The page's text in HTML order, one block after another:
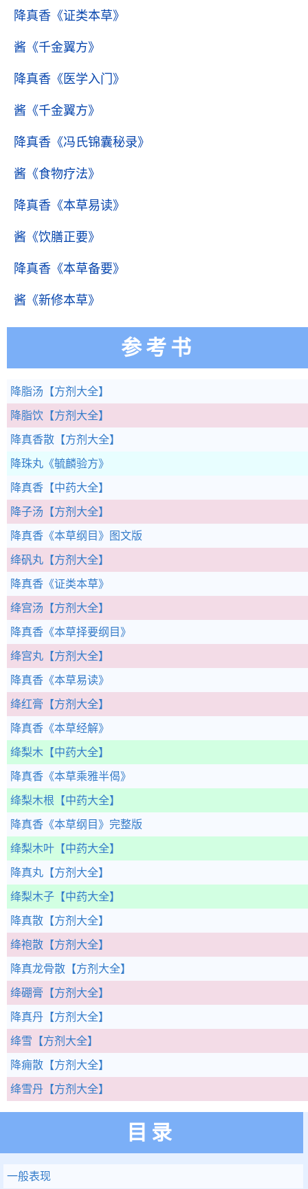
降真香 《证类本草》
酱 《千金翼方》
降真香 《医学入门》
酱 《千金翼方》
降真香 《冯氏锦囊秘录》
酱 《食物疗法》
降真香 《本草易读》
酱 《饮膳正要》
降真香 《本草备要》
酱 《新修本草》
参考书
降脂汤 【方剂大全】
降脂饮 【方剂大全】
降真香散 【方剂大全】
降珠丸 《毓麟验方》
降真香 【中药大全】
降子汤 【方剂大全】
降真香 《本草纲目》图文版
绛矾丸 【方剂大全】
降真香 《证类本草》
绛宫汤 【方剂大全】
降真香 《本草择要纲目》
绛宫丸 【方剂大全】
降真香 《本草易读》
绛红膏 【方剂大全】
降真香 《本草经解》
绛梨木 【中药大全】
降真香 《本草乘雅半偈》
绛梨木根 【中药大全】
降真香 《本草纲目》完整版
绛梨木叶 【中药大全】
降真丸 【方剂大全】
绛梨木子 【中药大全】
降真散 【方剂大全】
绛袍散 【方剂大全】
降真龙骨散 【方剂大全】
绛硼膏 【方剂大全】
降真丹 【方剂大全】
绛雪 【方剂大全】
降痈散 【方剂大全】
绛雪丹 【方剂大全】
目录
一般表现